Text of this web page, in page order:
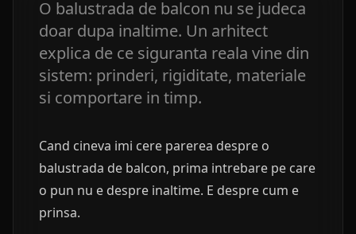
O balustrada de balcon nu se judeca
doar dupa inaltime. Un arhitect
explica de ce siguranta reala vine din
sistem: prinderi, rigiditate, materiale
si comportare in timp.
Cand cineva imi cere parerea despre o
balustrada de balcon, prima intrebare pe care
o pun nu e despre inaltime. E despre cum e
prinsa.